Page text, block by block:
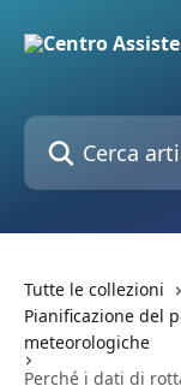
Cerca articoli…
Tutte le collezioni
Pianificazione del
meteorologiche
Perché i dati di